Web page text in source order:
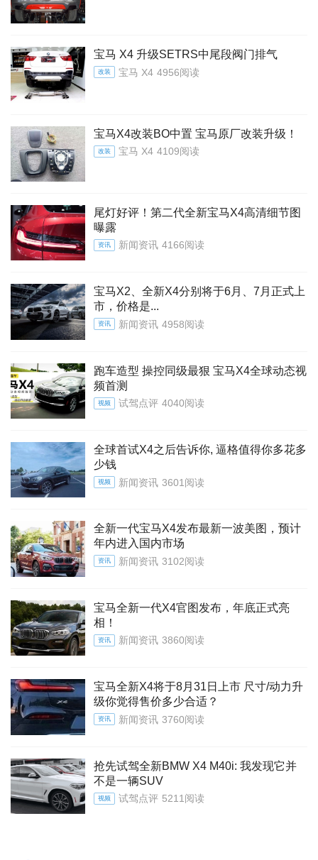
宝马 X4 升级SETRS中尾段阀门排气
改装 宝马 X4 4956阅读
宝马X4改装BO中置 宝马原厂改装升级！
改装 宝马 X4 4109阅读
尾灯好评！第二代全新宝马X4高清细节图
曝露
资讯 新闻资讯 4166阅读
宝马X2、全新X4分别将于6月、7月正式上
市，价格是...
资讯 新闻资讯 4958阅读
跑车造型 操控同级最狠 宝马X4全球动态视
频首测
视频 试驾点评 4040阅读
全球首试X4之后告诉你, 逼格值得你多花多
少钱
视频 新闻资讯 3601阅读
全新一代宝马X4发布最新一波美图，预计
年内进入国内市场
资讯 新闻资讯 3102阅读
宝马全新一代X4官图发布，年底正式亮
相！
资讯 新闻资讯 3860阅读
宝马全新X4将于8月31日上市 尺寸/动力升
级你觉得售价多少合适？
资讯 新闻资讯 3760阅读
抢先试驾全新BMW X4 M40i: 我发现它并
不是一辆SUV
视频 试驾点评 5211阅读